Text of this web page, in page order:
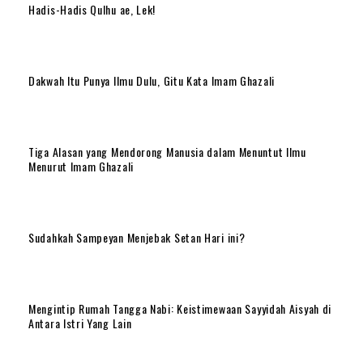
Hadis-Hadis Qulhu ae, Lek!
Dakwah Itu Punya Ilmu Dulu, Gitu Kata Imam Ghazali
Tiga Alasan yang Mendorong Manusia dalam Menuntut Ilmu
Menurut Imam Ghazali
Sudahkah Sampeyan Menjebak Setan Hari ini?
Mengintip Rumah Tangga Nabi: Keistimewaan Sayyidah Aisyah di
Antara Istri Yang Lain